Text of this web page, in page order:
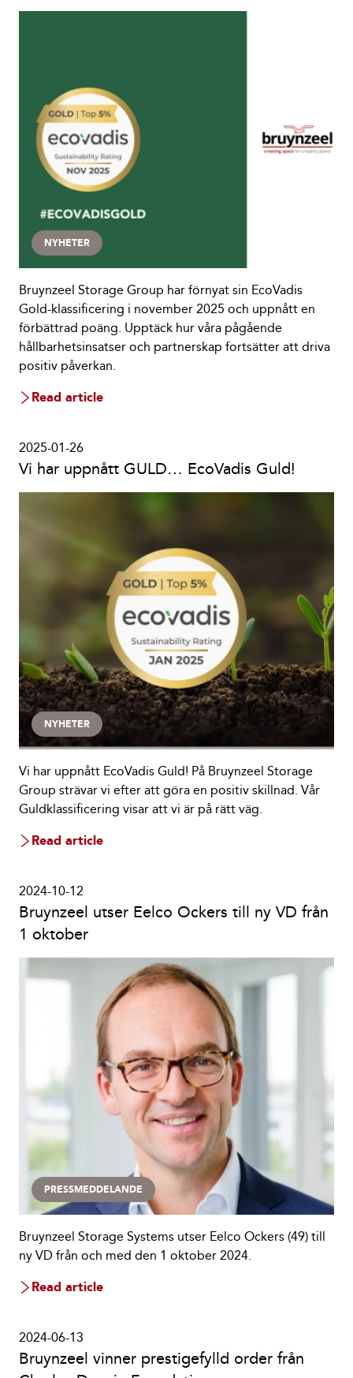
NYHETER
Bruynzeel Storage Group har förnyat sin EcoVadis
Gold-klassificering i november 2025 och uppnått en
förbättrad poäng. Upptäck hur våra pågående
hållbarhetsinsatser och partnerskap fortsätter att driva
positiv påverkan.
Read article
Vi har uppnått GULD… EcoVadis Guld!
2025-01-26
NYHETER
Vi har uppnått EcoVadis Guld! På Bruynzeel Storage
Group strävar vi efter att göra en positiv skillnad. Vår
Guldklassificering visar att vi är på rätt väg.
Read article
Bruynzeel utser Eelco Ockers till ny VD från
1 oktober
2024-10-12
PRESSMEDDELANDE
Bruynzeel Storage Systems utser Eelco Ockers (49) till
ny VD från och med den 1 oktober 2024.
Read article
Bruynzeel vinner prestigefylld order från
2024-06-13